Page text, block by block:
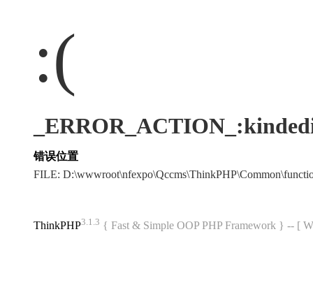
:(
错误位置
FILE:
ThinkPHP3.1.3 { Fast & Simple OOP PHP Framework } -- [